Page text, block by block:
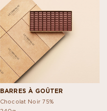
BARRES À GOÛTER
Chocolat Noir 75%